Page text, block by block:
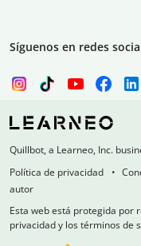
Síguenos en redes
Quillbot, a Learneo, Inc.
Política de privacidad
autor
Esta web está protegida por
privacidad y los términos de